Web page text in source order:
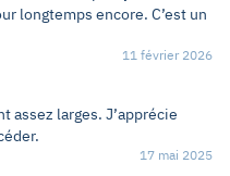
longtemps encore. C’est un
11 février 2026
assez larges. J’apprécie
17 mai 2025